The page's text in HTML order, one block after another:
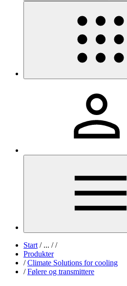
Start /... / /
Produkter
/ Climate Solutions for cooling
/ Følere og transmittere